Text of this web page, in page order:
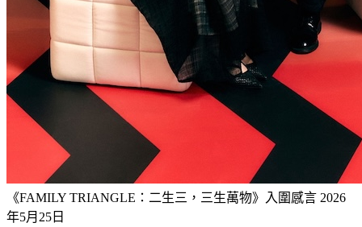
《FAMILY TRIANGLE：二生三，三生萬物》入圍感言 2026
年5月25日